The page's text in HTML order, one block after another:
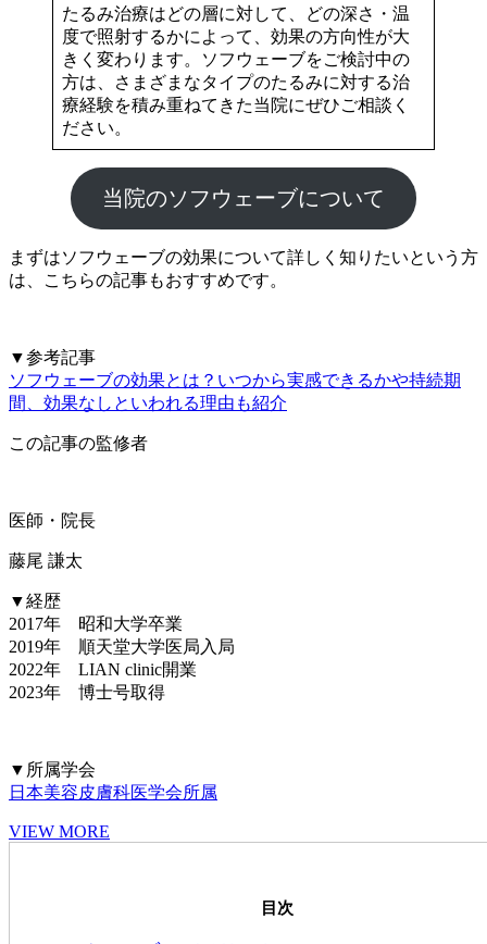
たるみ治療はどの層に対して、どの深さ・温
度で照射するかによって、効果の方向性が大
きく変わります。ソフウェーブをご検討中の
方は、さまざまなタイプのたるみに対する治
療経験を積み重ねてきた当院にぜひご相談く
ださい。
当院のソフウェーブについて
まずはソフウェーブの効果について詳しく知りたいという方
は、こちらの記事もおすすめです。
▼参考記事
ソフウェーブの効果とは？いつから実感できるかや持続期
間、効果なしといわれる理由も紹介
この記事の監修者
医師・院長
藤尾 謙太
▼経歴
2017年 昭和大学卒業
2019年 順天堂大学医局入局
2022年 LIAN clinic開業
2023年 博士号取得
▼所属学会
日本美容皮膚科医学会所属
VIEW MORE
目次